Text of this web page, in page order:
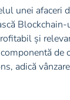
unei afaceri
și
de
adică